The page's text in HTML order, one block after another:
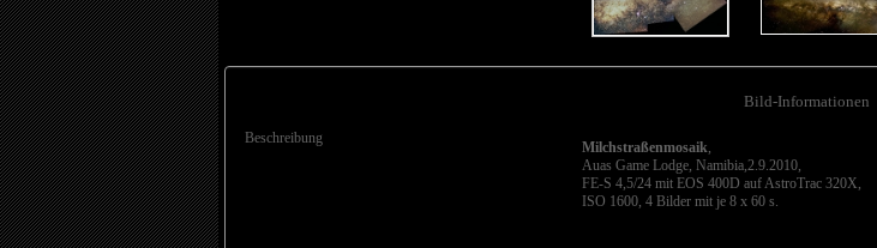
Bild-Informationen
Beschreibung
Milchstraßenmosaik,
Auas Game Lodge, Namibia,2.9.2010,
FE-S 4,5/24 mit EOS 400D auf AstroTrac 320X,
ISO 1600, 4 Bilder mit je 8 x 60 s.